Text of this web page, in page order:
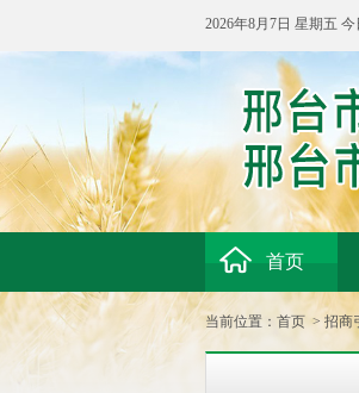
2026年8月7日 星期五 今
首页
当前位置： 首页 > 招商